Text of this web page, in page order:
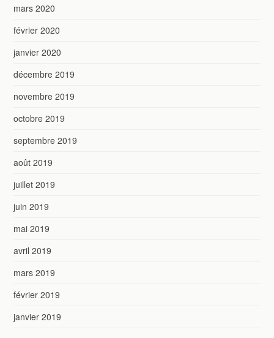
mars 2020
février 2020
janvier 2020
décembre 2019
novembre 2019
octobre 2019
septembre 2019
août 2019
juillet 2019
juin 2019
mai 2019
avril 2019
mars 2019
février 2019
janvier 2019